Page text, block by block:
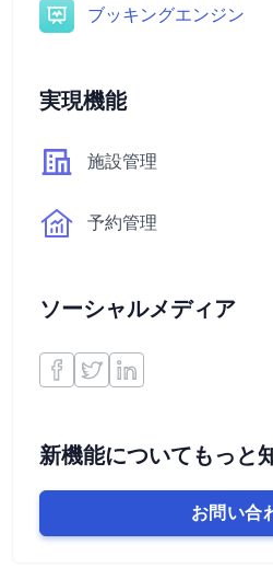
ブッキングエンジン
実現機能
施設管理
予約管理
ソーシャルメディア
新機能についてもっと
お問い合